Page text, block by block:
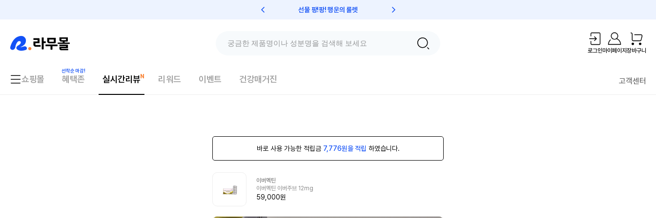
선물 팡!팡! 행운의 룰렛
로그인마이페이지장바구니
쇼핑몰 혜택존 실시간리뷰 리워드 이벤트 건강매거진 고객센터
바로 사용 가능한 적립금 7,776원을 적립 하였습니다.
이버멕틴
이버멕틴 이버주브 12mg
59,000원